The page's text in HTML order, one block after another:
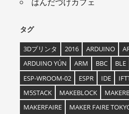
タグ
3Dプリンタ 2016 ARDUINO
ARDUINO YÚN
ARM BBC BLE
ESP-WROOM-02
ESPR IDE
M5STACK
MAKEBLOCK
MAKERFAIRE
MAKER FAIRE